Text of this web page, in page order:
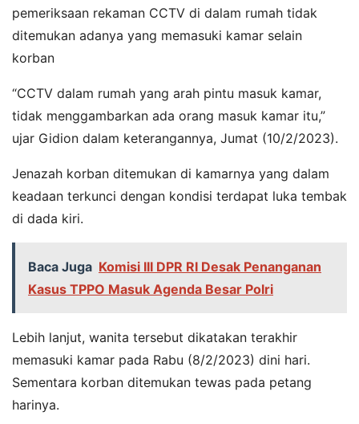
pemeriksaan rekaman CCTV di dalam rumah tidak
ditemukan adanya yang memasuki kamar selain
korban
“CCTV dalam rumah yang arah pintu masuk kamar,
tidak menggambarkan ada orang masuk kamar itu,”
ujar Gidion dalam keterangannya, Jumat (10/2/2023).
Jenazah korban ditemukan di kamarnya yang dalam
keadaan terkunci dengan kondisi terdapat luka tembak
di dada kiri.
Baca Juga Komisi III DPR RI Desak Penanganan
Kasus TPPO Masuk Agenda Besar Polri
Lebih lanjut, wanita tersebut dikatakan terakhir
memasuki kamar pada Rabu (8/2/2023) dini hari.
Sementara korban ditemukan tewas pada petang
harinya.